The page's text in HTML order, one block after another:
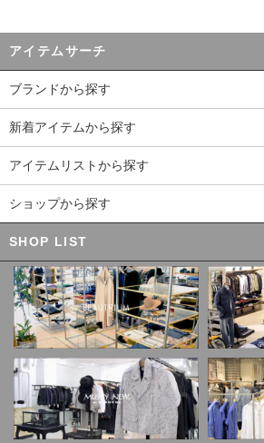
アイテムサーチ
ブランドから探す
新着アイテムから探す
アイテムリストから探す
ショップから探す
SHOP LIST